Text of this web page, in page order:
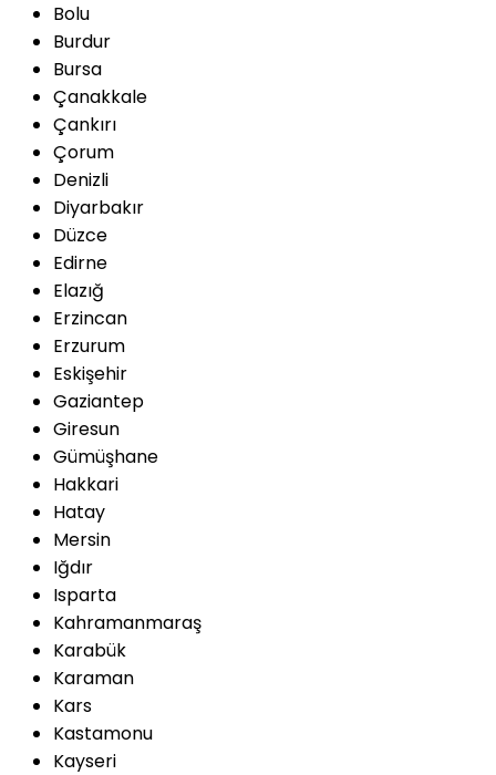
Bolu
Burdur
Bursa
Çanakkale
Çankırı
Çorum
Denizli
Diyarbakır
Düzce
Edirne
Elazığ
Erzincan
Erzurum
Eskişehir
Gaziantep
Giresun
Gümüşhane
Hakkari
Hatay
Mersin
Iğdır
Isparta
Kahramanmaraş
Karabük
Karaman
Kars
Kastamonu
Kayseri